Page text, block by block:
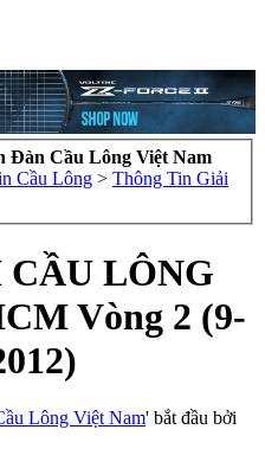
Đàn Cầu Lông Việt Nam
Cầu Lông > Thông Tin Giải
LÔNG
Vòng 2 (9-
Lông Việt Nam' bắt đầu bởi